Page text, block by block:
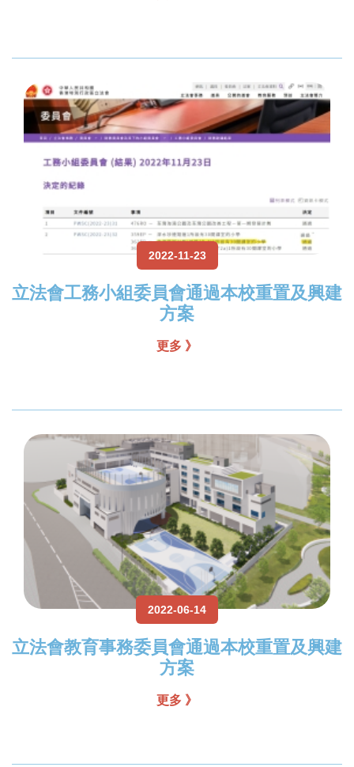
2022-11-23
立法會工務小組委員會通過本校重置及興建
方案
更多 》
2022-06-14
立法會教育事務委員會通過本校重置及興建
方案
更多 》